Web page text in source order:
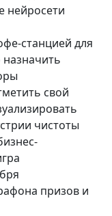
нейросети
станцией для
назначить
свой
чистоты
призoв и